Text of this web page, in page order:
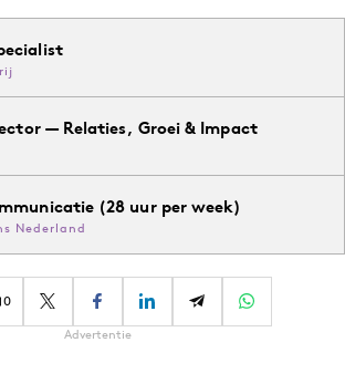
— Relaties, Groei & Impact
(28 uur per week)
Nederland
0
Advertentie